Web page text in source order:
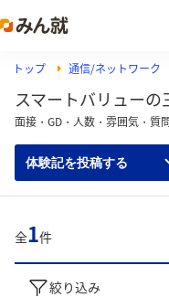
トップ 通信/ネットワーク
スマートバリューの
面接・GD・人数・雰囲気・質
体験記を投稿する
全1件
絞り込み